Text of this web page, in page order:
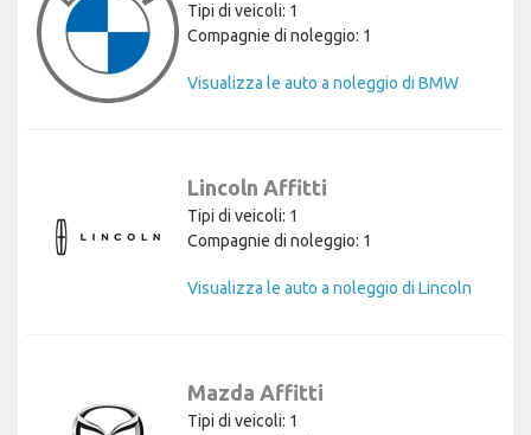
Tipi di veicoli: 1
Compagnie di noleggio: 1
Visualizza le auto a noleggio di BMW
Lincoln Affitti
Tipi di veicoli: 1
Compagnie di noleggio: 1
Visualizza le auto a noleggio di Lincoln
Mazda Affitti
Tipi di veicoli: 1